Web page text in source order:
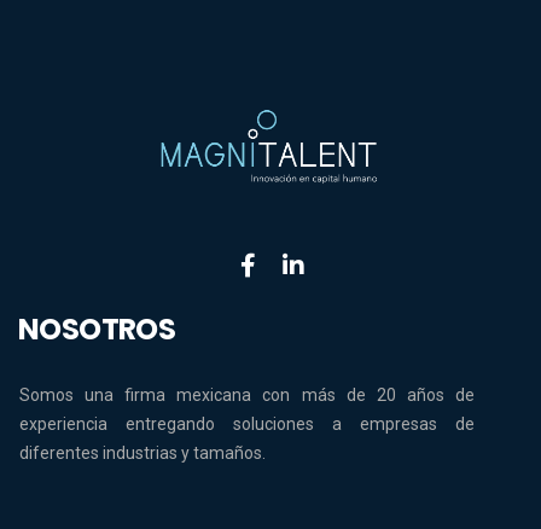
NOSOTROS
Somos una firma mexicana con más de 20 años de
experiencia entregando soluciones a empresas de
diferentes industrias y tamaños.